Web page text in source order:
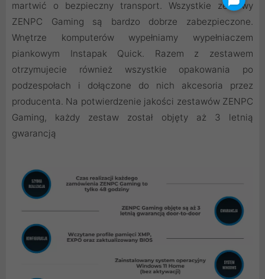
martwić o bezpieczny transport. Wszystkie zestawy
ZENPC Gaming są bardzo dobrze zabezpieczone.
Wnętrze komputerów wypełniamy wypełniaczem
piankowym Instapak Quick. Razem z zestawem
otrzymujecie również wszystkie opakowania po
podzespołach i dołączone do nich akcesoria przez
producenta. Na potwierdzenie jakości zestawów ZENPC
Gaming, każdy zestaw został objęty aż 3 letnią
gwarancją